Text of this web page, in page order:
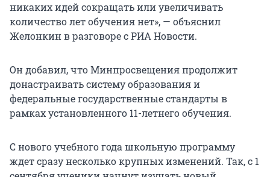
никаких идей сокращать или увеличивать
количество лет обучения нет», — объяснил
Желонкин в разговоре с РИА Новости.
Он добавил, что Минпросвещения продолжит
донастраивать систему образования и
федеральные государственные стандарты в
рамках установленного 11-летнего обучения.
С нового учебного года школьную программу
ждет сразу несколько крупных изменений. Так, с 1